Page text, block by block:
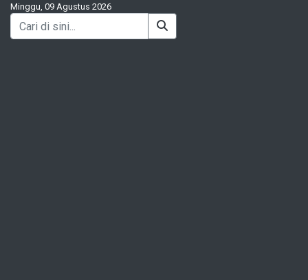
Minggu, 09 Agustus 2026